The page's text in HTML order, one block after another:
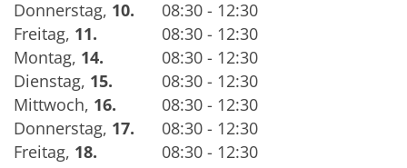
Donnerstag, 10.
08:30 - 12:30
Freitag, 11.
08:30 - 12:30
Montag, 14.
08:30 - 12:30
Dienstag, 15.
08:30 - 12:30
Mittwoch, 16.
08:30 - 12:30
Donnerstag, 17.
08:30 - 12:30
Freitag, 18.
08:30 - 12:30